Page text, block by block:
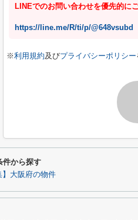
LINEでのお問い合わせを優先的に
https://line.me/R/ti/p/@648vsubd
※利用規約及びプライバシーポリシー
件から探す
】大阪府の物件